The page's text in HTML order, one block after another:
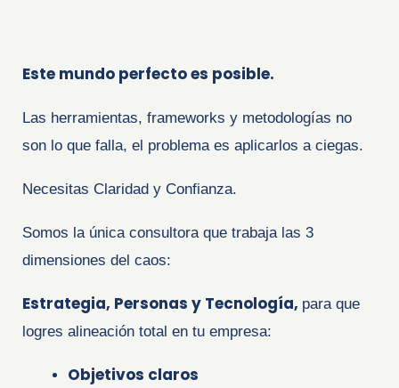
Este mundo perfecto es posible.
Las herramientas, frameworks y metodologías no
son lo que falla, el problema es aplicarlos a ciegas.
Necesitas Claridad y Confianza.
Somos la única consultora que trabaja las 3
dimensiones del caos:
Estrategia, Personas y Tecnología, para que
logres alineación total en tu empresa:
Objetivos claros